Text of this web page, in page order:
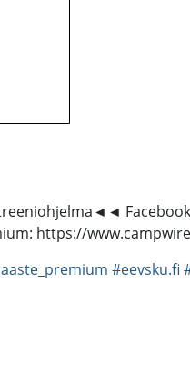
https://
#eevsku.fi